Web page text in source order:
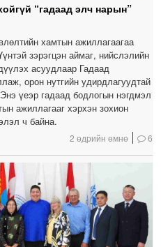
“гадаад элч нарын”
хамтын ажиллагаагаа
зэрэгцэн аймаг, нийслэлийн
асуудлаар Гадаад
орон нутгийн удирдлагуудтай
үеэр гадаад бодлогын нэгдмэл
ажиллагааг хэрхэн зохион
ч байна.
2 өдрийн өмнө 6